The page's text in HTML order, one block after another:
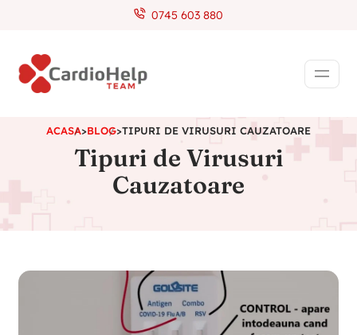
0745 603 880
ACASA>BLOG>TIPURI DE VIRUSURI CAUZATOARE
Tipuri de Virusuri
Cauzatoare